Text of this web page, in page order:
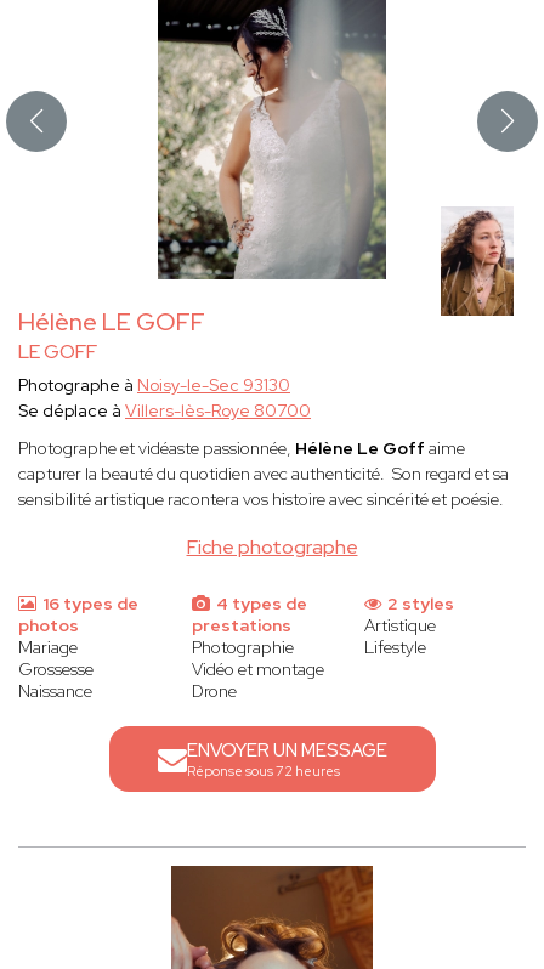
Hélène LE GOFF
LE GOFF
Fiche photographe
Photographe à Noisy-le-Sec 93130
Se déplace à Villers-lès-Roye 80700
Photographe et vidéaste passionnée, Hélène Le Goff aime
capturer la beauté du quotidien avec authenticité. Son regard et sa
sensibilité artistique racontera vos histoire avec sincérité et poésie.
16 types de
photos
Mariage
Grossesse
Naissance
4 types de
prestations
Photographie
Vidéo et montage
Drone
2 styles
Artistique
Lifestyle
ENVOYER UN MESSAGE
Réponse sous 72 heures